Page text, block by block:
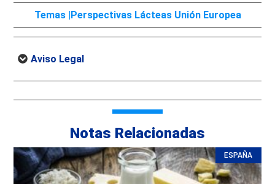
Temas |Perspectivas Lácteas Unión Europea
Aviso Legal
Notas Relacionadas
ESPAÑA